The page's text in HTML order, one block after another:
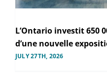
L’Ontario investit 650
d’une nouvelle
JULY 27TH, 2026